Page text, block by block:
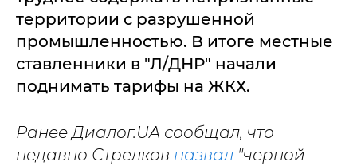
территории с разрушенной
промышленностью. В итоге местные
ставленники в "Л/ДНР" начали
поднимать тарифы на ЖКХ.
Ранее Диалог.UA сообщал, что
недавно Стрелков назвал "черной